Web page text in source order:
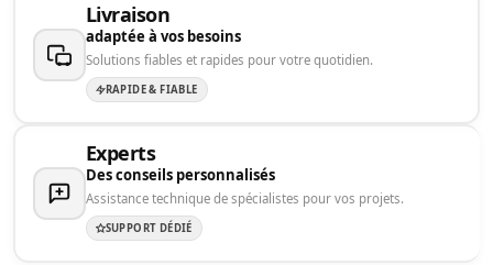
Livraison
adaptée à vos besoins
Solutions fiables et rapides pour votre quotidien.
RAPIDE & FIABLE
Experts
Des conseils personnalisés
Assistance technique de spécialistes pour vos projets.
SUPPORT DÉDIÉ